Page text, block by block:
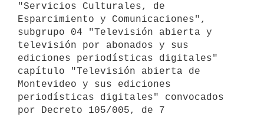
"Servicios Culturales, de
Esparcimiento y Comunicaciones",
subgrupo 04 "Televisión abierta y
televisión por abonados y sus
ediciones periodísticas digitales"
capítulo "Televisión abierta de
Montevideo y sus ediciones
periodísticas digitales" convocados
por Decreto 105/005, de 7